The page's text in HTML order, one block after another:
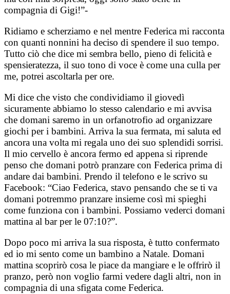
compagnia di Gigi!”-
Ridiamo e scherziamo e nel mentre Federica mi racconta
con quanti nonnini ha deciso di spendere il suo tempo.
Tutto ciò che dice mi sembra bello, pieno di felicità e
spensieratezza, il suo tono di voce è come una culla per
me, potrei ascoltarla per ore.
Mi dice che visto che condividiamo il giovedì
sicuramente abbiamo lo stesso calendario e mi avvisa
che domani saremo in un orfanotrofio ad organizzare
giochi per i bambini. Arriva la sua fermata, mi saluta ed
ancora una volta mi regala uno dei suo splendidi sorrisi.
Il mio cervello è ancora fermo ed appena si riprende
penso che domani potrò pranzare con Federica prima di
andare dai bambini. Prendo il telefono e le scrivo su
Facebook: “Ciao Federica, stavo pensando che se ti va
domani potremmo pranzare insieme così mi spieghi
come funziona con i bambini. Possiamo vederci domani
mattina al bar per le 07:10?”.
Dopo poco mi arriva la sua risposta, è tutto confermato
ed io mi sento come un bambino a Natale. Domani
mattina scoprirò cosa le piace da mangiare e le offrirò il
pranzo, però non voglio farmi vedere dagli altri, non in
compagnia di una sfigata come Federica.